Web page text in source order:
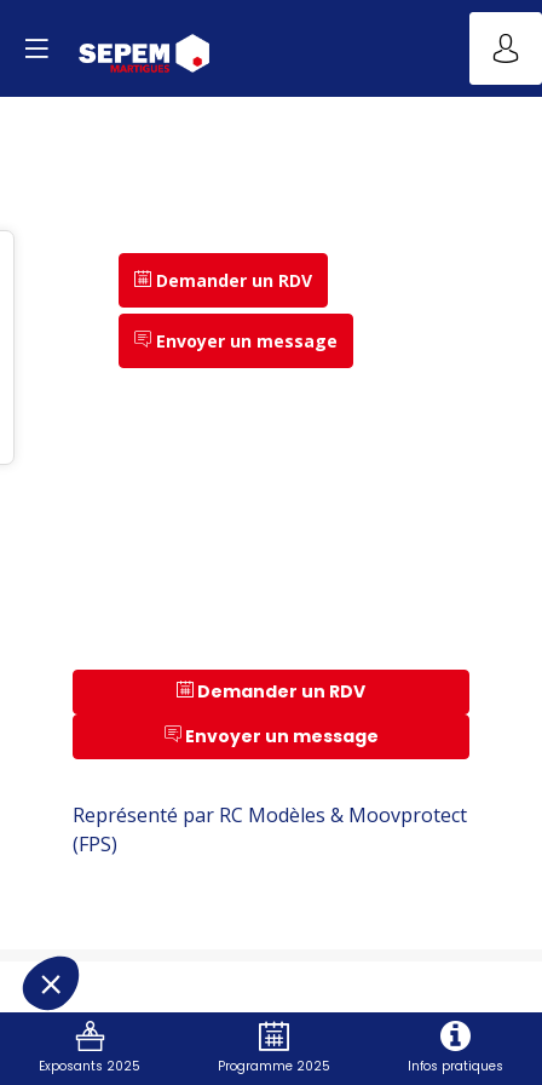
Demander un RDV
Envoyer un message
Demander un RDV
Envoyer un message
Représenté par RC Modèles & Moovprotect
(FPS)
Exposants 2025 Programme 2025 Infos pratiques